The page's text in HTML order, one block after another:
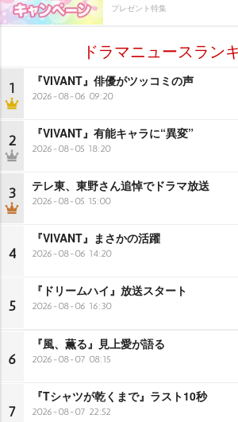
プレゼント特集
ドラマニュースラン
1 『VIVANT』俳優がツッコミの声
2026-08-06 09:20
2 『VIVANT』有能キャラに“異変”
2026-08-05 18:20
3 テレ東、東野さん追悼でドラマ放送
2026-08-05 15:00
4
『VIVANT』まさかの活躍
2026-08-06 14:20
5
『ドリームハイ』放送スタート
2026-08-06 16:30
6
『風、薫る』見上愛が語る
2026-08-07 08:15
7
『Tシャツが乾くまで』ラスト10秒
2026-08-07 22:52